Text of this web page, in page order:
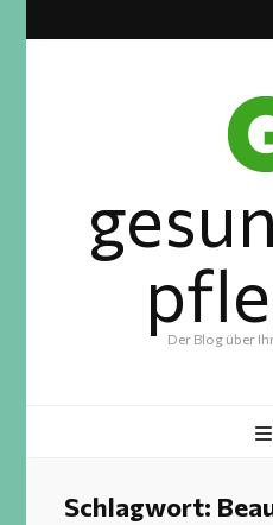
Der Blog über
Schlagwort: